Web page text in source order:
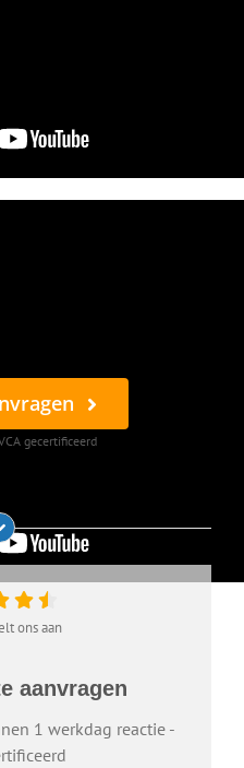
gecertificeerd
ons aan
aanvragen
1 werkdag reactie -